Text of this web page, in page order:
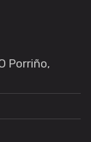
Porriño,